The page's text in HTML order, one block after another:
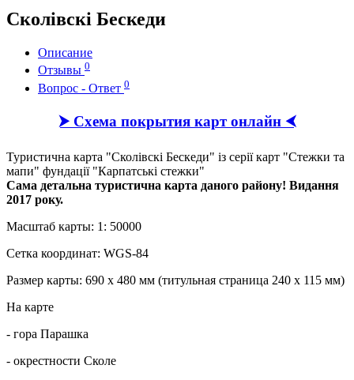
Сколівскі Бескеди
Описание
Отзывы 0
Вопрос - Ответ 0
⮞ Схема покрытия карт онлайн ⮜
Туристична карта "Сколівскі Бескеди" із серії карт "Стежки та
мапи" фундації "Карпатські стежки"
Cама детальна туристична карта даного району! Видання
2017 року.
Масштаб карты: 1: 50000
Сетка координат: WGS-84
Размер карты: 690 х 480 мм (титульная страница 240 х 115 мм)
На карте
- гора Парашка
- окрестности Сколе